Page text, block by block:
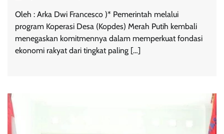
Oleh : Arka Dwi Francesco )* Pemerintah melalui
program Koperasi Desa (Kopdes) Merah Putih kembali
menegaskan komitmennya dalam memperkuat fondasi
ekonomi rakyat dari tingkat paling […]